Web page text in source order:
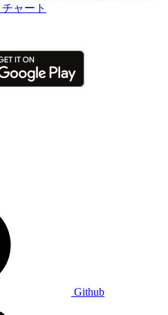
チャート
Github